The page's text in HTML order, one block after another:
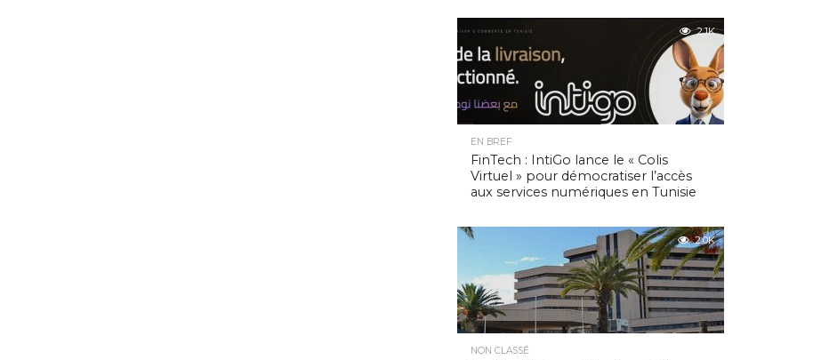
2.1K
EN BREF
FinTech : IntiGo lance le « Colis
Virtuel » pour démocratiser l’accès
aux services numériques en Tunisie
2.0K
NON CLASSÉ